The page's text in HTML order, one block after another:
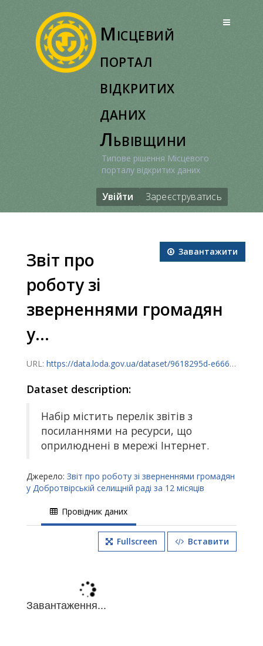
Місцевий
портал
відкритих
даних
Львівщини
Типове рішення Місцевого
порталу відкритих даних
Увійти Зареєструватись
Завантажити
Звіт про
роботу зі
зверненнями громадян
у...
URL: https://data.loda.gov.ua/dataset/9618295d-e666-421d-b154-c1ca9e4eae35/resource/55a04e77-e2ea-4c7c-8caf-a14ba6b8c301/download/zvit_zvernennia_gromadian_12_months_2025.xlsx
Dataset description:
Набір містить перелік звітів з
посиланнями на ресурси, що
оприлюднені в мережі Інтернет.
Джерело: Звіт про роботу зі зверненнями громадян
у Добротвірській селищній раді за 12 місяців
Провідник даних
Fullscreen Вставити